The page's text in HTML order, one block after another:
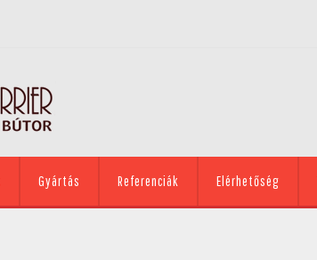
Gyártás Referenciák Elérhetőség